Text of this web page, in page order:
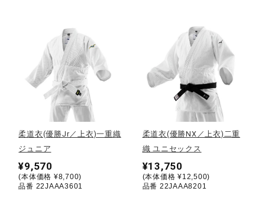
ジュニア／キッズ
メディカル
コラボ／ライセンス
セール
柔道衣(優勝Jr／上衣)一重織
ジュニア
¥9,570
(本体価格 ¥8,700)
品番 22JAAA3601
柔道衣(優勝NX／上衣)二重
織 ユニセックス
¥13,750
(本体価格 ¥12,500)
品番 22JAAA8201